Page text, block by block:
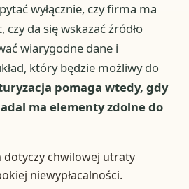
wyłącznie, czy firma ma
czy da się wskazać źródło
wiarygodne dane i
który będzie możliwy do
pomaga wtedy, gdy
ma elementy zdolne do
dotyczy chwilowej utraty
niewypłacalności.